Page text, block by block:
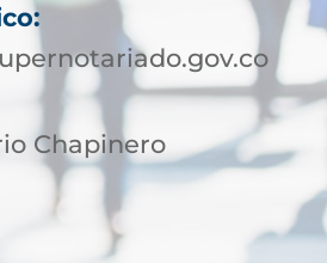
Chapinero